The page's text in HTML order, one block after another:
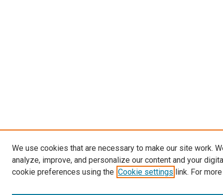
We use cookies that are necessary to make our site work.
analyze, improve, and personalize our content and your
cookie preferences using the Cookie settings link. For